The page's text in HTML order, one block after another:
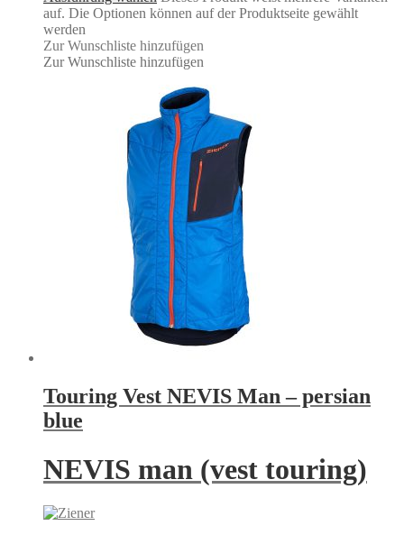
auf. Die Optionen können auf der Produktseite gewählt
werden
Zur Wunschliste hinzufügen
Zur Wunschliste hinzufügen
Touring Vest NEVIS Man – persian
blue
NEVIS man (vest touring)